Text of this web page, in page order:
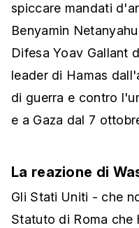
spiccare mandati
Benyamin
Difesa Yoav Gallant
leader di Hamas
di guerra e contro
e a Gaza dal 7
La reazione di
Gli Stati Uniti - che
Statuto di Roma